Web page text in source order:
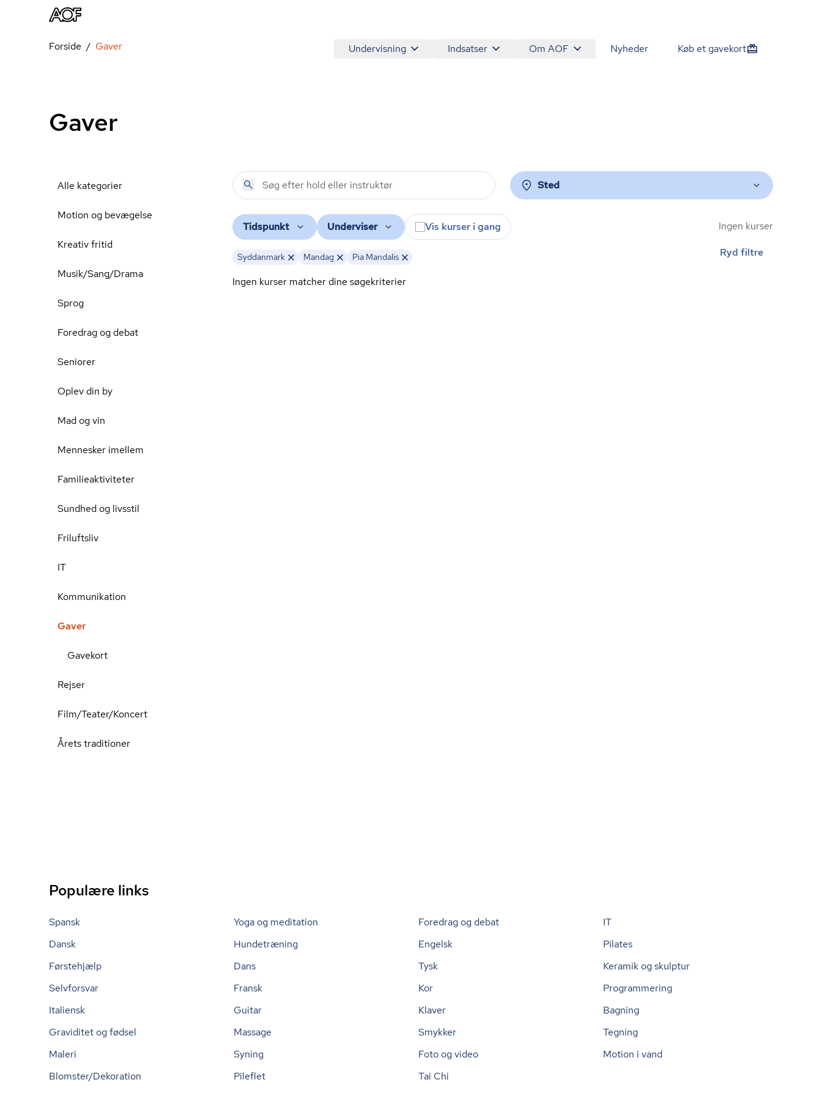
Undervisning Indsatser Om AOF Nyheder Køb et gavekort
Forside Gaver
Gaver
Alle kategorier
Motion og bevægelse
Kreativ fritid
Musik/Sang/Drama
Sprog
Foredrag og debat
Seniorer
Oplev din by
Mad og vin
Mennesker imellem
Familieaktiviteter
Sundhed og livsstil
Friluftsliv
IT
Kommunikation
Gaver
Gavekort
Rejser
Film/Teater/Koncert
Årets traditioner
Sted
Tidspunkt Underviser Vis kurser i gang
Syddanmark Mandag Pia Mandalis
Ingen kurser
Ryd filtre
Ingen kurser matcher dine søgekriterier
Populære links
Spansk Yoga og meditation Foredrag og debat
IT
Dansk
Hundetræning Engelsk
Pilates
Førstehjælp
Dans Tysk
Keramik og skulptur
Selvforsvar
Fransk Kor
Programmering
Italiensk
Guitar Klaver
Bagning
Graviditet og fødsel
Massage Smykker
Tegning
Maleri
Syning Foto og video
Motion i vand
Blomster/Dekoration
Pileflet Tai Chi